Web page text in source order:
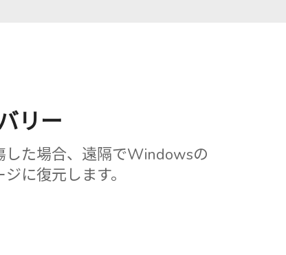
リー
した場合、遠隔でWindowsの
に復元します。